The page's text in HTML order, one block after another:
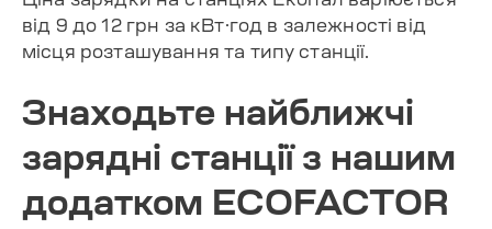
від 9 до 12 грн за кВт·год в залежності від
місця розташування та типу станції.
Знаходьте найближчі
зарядні станції з нашим
додатком ECOFACTOR